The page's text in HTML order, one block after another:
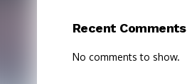
Recent Comments
No comments to show.